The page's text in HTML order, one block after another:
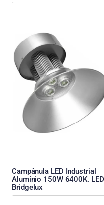
Campânula LED Industrial
Alumínio 150W 6400K. LED
Bridgelux